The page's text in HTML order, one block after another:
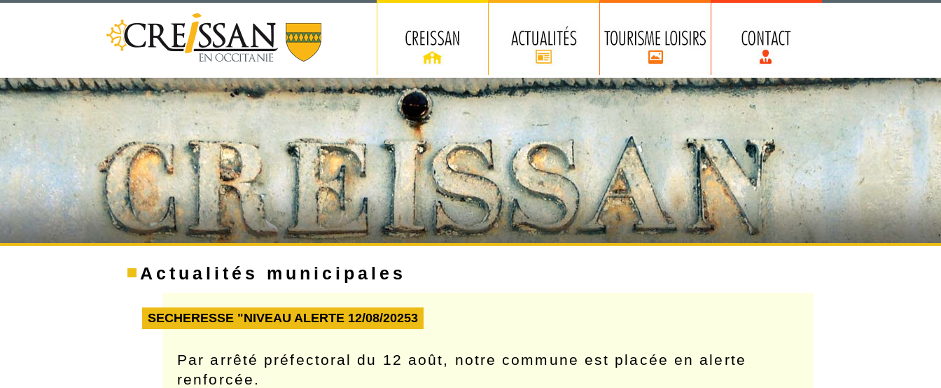
Actualités municipales
SECHERESSE "NIVEAU ALERTE 12/08/20253
Par arrêté préfectoral du 12 août, notre commune est placée en alerte
renforcée.